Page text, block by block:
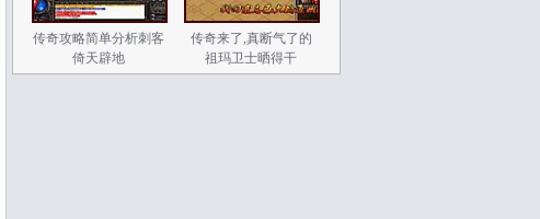
传奇攻略简单分析刺客
倚天辟地
传奇来了,真断气了的
祖玛卫士晒得干